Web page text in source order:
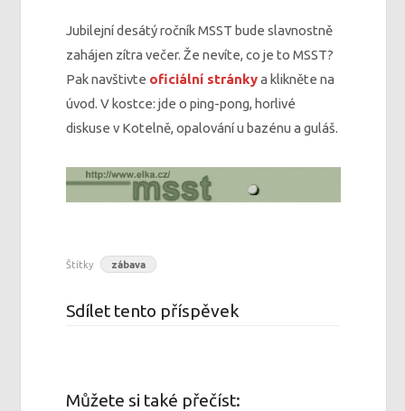
Jubilejní desátý ročník MSST bude slavnostně
zahájen zítra večer. Že nevíte, co je to MSST?
Pak navštivte oficiální stránkya klikněte na
úvod. V kostce: jde o ping-pong, horlivé
diskuse v Kotelně, opalování u bazénu a guláš.
Štítky zábava
Sdílet tento příspěvek
Můžete si také přečíst: